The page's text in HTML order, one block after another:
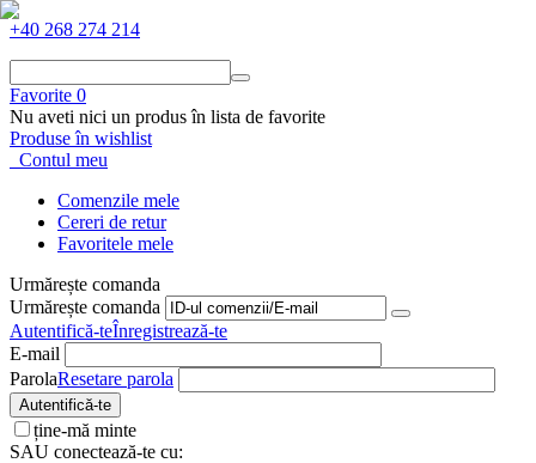
+40 268 274 214
Favorite 0
Nu aveti nici un produs în lista de favorite
Produse în wishlist
Contul meu
Comenzile mele
Cereri de retur
Favoritele mele
Urmărește comanda
Urmărește comanda
Autentifică-teÎnregistrează-te
E-mail
ParolaResetare parola
Autentifică-te
ține-mă minte
SAU conectează-te cu: